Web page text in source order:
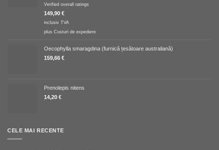
Evaluat la
5.00din 5
Verified overall ratings
149,90 €
inclusiv TVA
plus Costuri de expediere
Oecophylla smaragdina (furnică țesătoare australiană)
159,66 €
Prenolepis nitens
14,20 €
CELE MAI RECENTE